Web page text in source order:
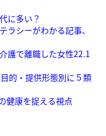
に多い？
ラシーがわかる記事、
護で離職した女性22.1
的・提供形態別に５類
健康を捉える視点